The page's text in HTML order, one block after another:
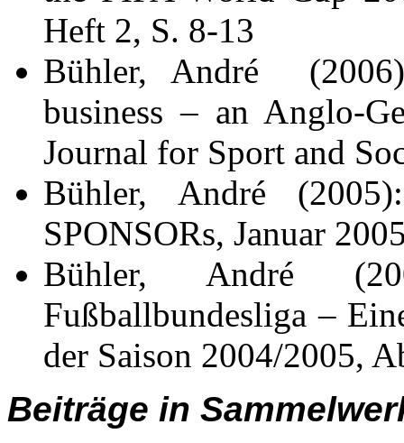
Heft 2, S. 8-13
Bühler, André
business – an Anglo-
Journal for Sport and
Bühler, André
SPONSORs, Januar
Bühler, André
Fußballbundesliga –
der Saison 2004/2005,
Beiträge in